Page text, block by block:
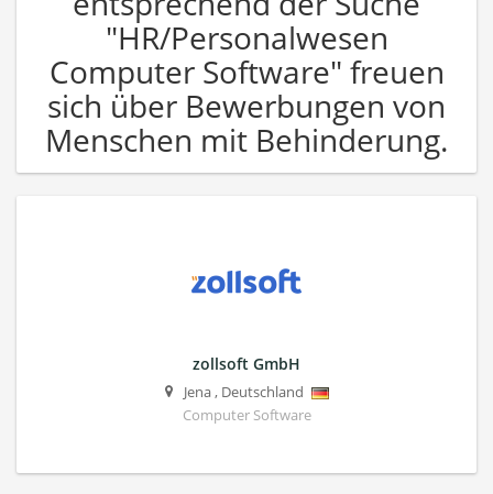
"HR/Personalwesen
Computer Software" freuen
sich über Bewerbungen von
Menschen mit Behinderung.
zollsoft GmbH
Jena, Deutschland
Computer Software